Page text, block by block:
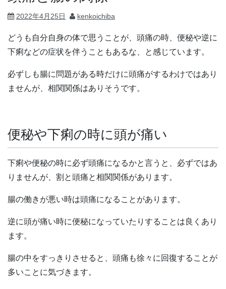
2022年4月25日 kenkoichiba
どうも自分自身の体で思うことが、頭痛の時、便秘や逆に
下痢などの症状を伴うこともあるな、と感じています。
必ずしも腸に問題がある時だけに頭痛がするわけではあり
ませんが、相関関係はありそうです。
便秘や下痢の時に頭が痛い
下痢や便秘の時に必ず頭痛になるかと言うと、必ずではあ
りませんが、割と頭痛と相関関係があります。
腸の働きが悪い時は頭痛になることがあります。
逆に頭が痛い時に便秘になっていたりすることは良くあり
ます。
腸の中をすっきりさせると、頭痛も徐々に回復することが
多いことに気づきます。